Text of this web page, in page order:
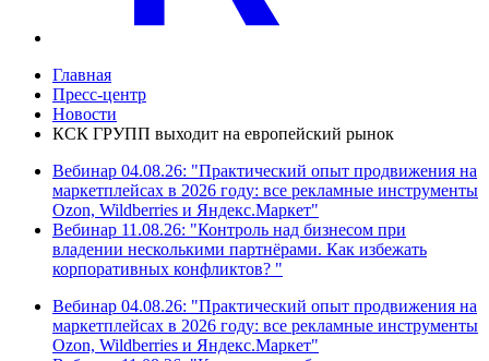
Главная
Пресс-центр
Новости
КСК ГРУПП выходит на европейский рынок
Вебинар 04.08.26: "Практический опыт продвижения на
маркетплейсах в 2026 году: все рекламные инструменты
Ozon, Wildberries и Яндекс.Маркет"
Вебинар 11.08.26: "Контроль над бизнесом при
владении несколькими партнёрами. Как избежать
корпоративных конфликтов? "
Вебинар 04.08.26: "Практический опыт продвижения на
маркетплейсах в 2026 году: все рекламные инструменты
Ozon, Wildberries и Яндекс.Маркет"